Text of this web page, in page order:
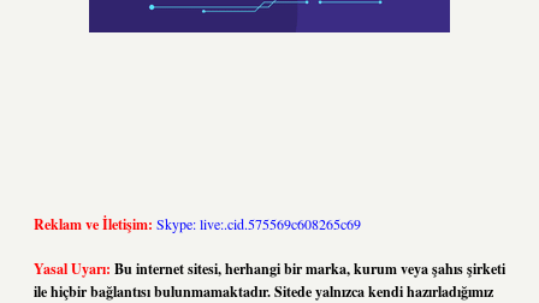
Reklam ve İletişim: Skype: live:.cid.575569c608265c69
Yasal Uyarı: Bu internet sitesi, herhangi bir marka, kurum veya şahıs şirketi
ile hiçbir bağlantısı bulunmamaktadır. Sitede yalnızca kendi hazırladığımız